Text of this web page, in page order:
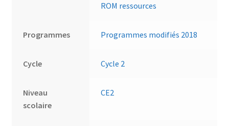
ROM ressources
Programmes Programmes modifiés 2018
Cycle Cycle 2
Niveau
scolaire
CE2